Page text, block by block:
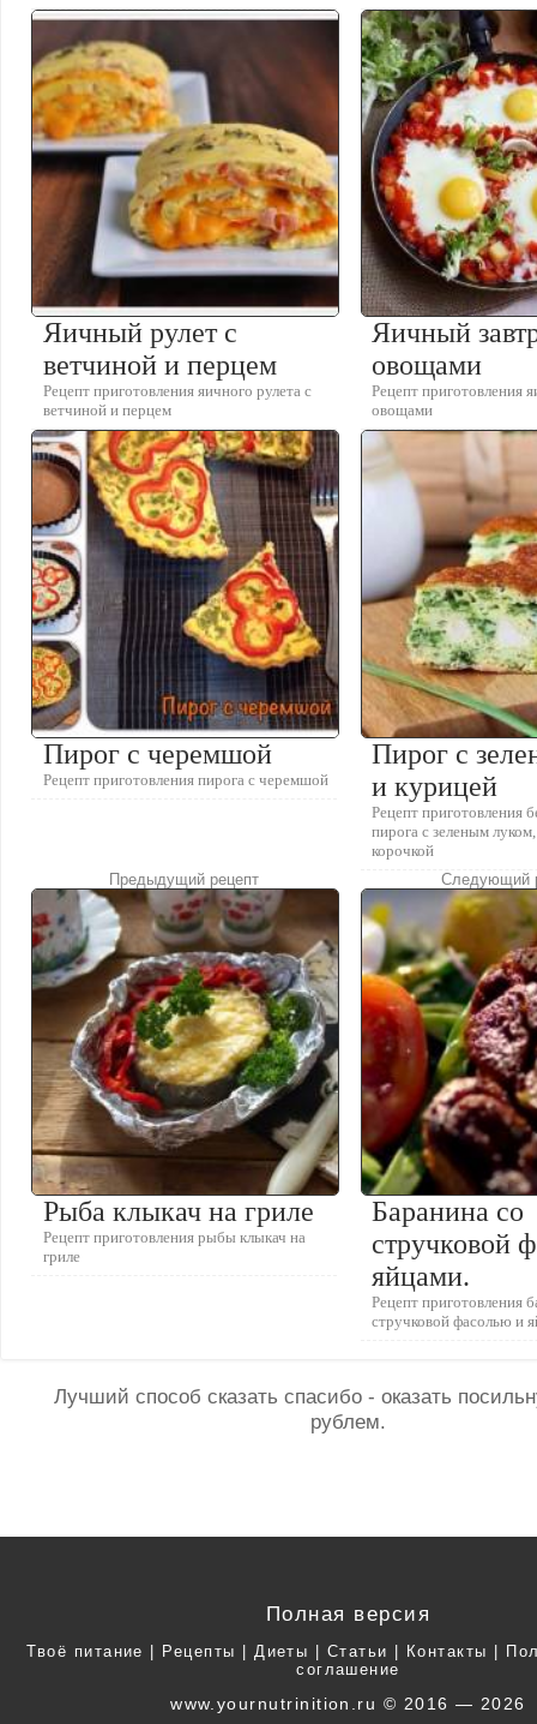
Яичный рулет с
ветчиной и перцем
Рецепт приготовления яичного рулета с
ветчиной и перцем
Яичный
овощами
Рецепт приготовления
овощами
Пирог с черемшой
Рецепт приготовления пирога с черемшой
Пирог с
и курицей
Рецепт приготовления
пирога с зеленым
корочкой
Предыдущий рецепт
Рыба клыкач на гриле
Рецепт приготовления рыбы клыкач на
гриле
Следующий
Баранина со
стручковой
яйцами.
Рецепт приготовления
стручковой фасолью и
Лучший способ сказать спасибо - оказать
рублем.
Полная версия
Твоё питание Рецепты Диеты Статьи Контакты
соглашение
www.yournutrinition.ru © 2016 — 2026